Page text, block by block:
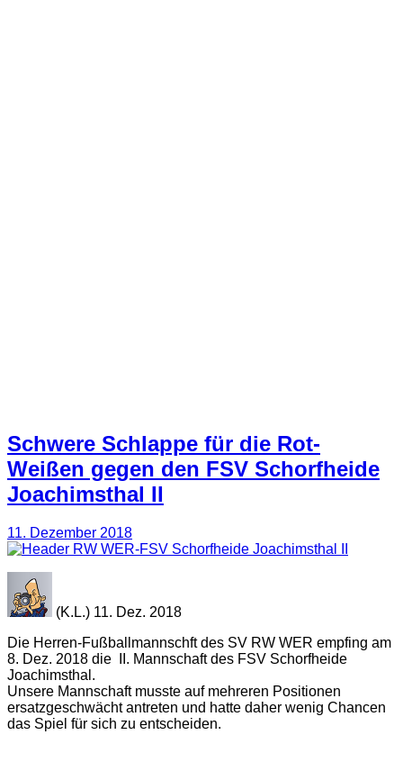
Schwere Schlappe für die Rot-
Weißen gegen den FSV Schorfheide
Joachimsthal II
11. Dezember 2018
(K.L.) 11. Dez. 2018
Die Herren-Fußballmannschft des SV RW WER empfing am
8. Dez. 2018 die II. Mannschaft des FSV Schorfheide
Joachimsthal.
Unsere Mannschaft musste auf mehreren Positionen
ersatzgeschwächt antreten und hatte daher wenig Chancen
das Spiel für sich zu entscheiden.